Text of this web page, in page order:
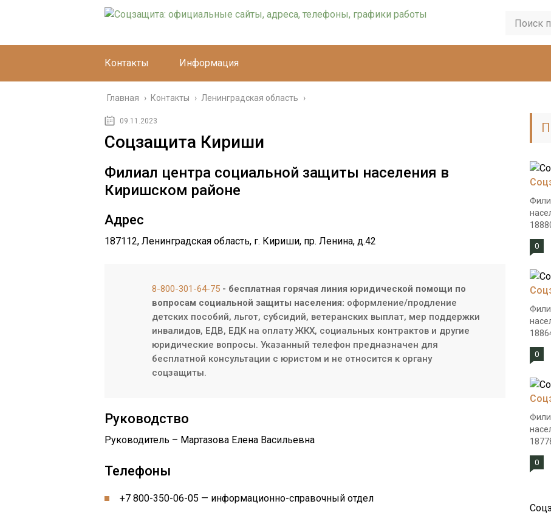
Контакты Информация
Главная › Контакты › Ленинградская область ›
09.11.2023
Соцзащита Кириши
Филиал центра социальной защиты населения в
Киришском районе
Адрес
187112, Ленинградская область, г. Кириши, пр. Ленина, д.42
8-800-301-64-75 - бесплатная горячая линия юридической помощи по
вопросам социальной защиты населения: оформление/продление
детских пособий, льгот, субсидий, ветеранских выплат, мер поддержки
инвалидов, ЕДВ, ЕДК на оплату ЖКХ, социальных контрактов и другие
юридические вопросы. Указанный телефон предназначен для
бесплатной консультации с юристом и не относится к органу
соцзащиты.
Руководство
Руководитель – Мартазова Елена Васильевна
Телефоны
+7 800-350-06-05 — информационно-справочный отдел
0
0
0